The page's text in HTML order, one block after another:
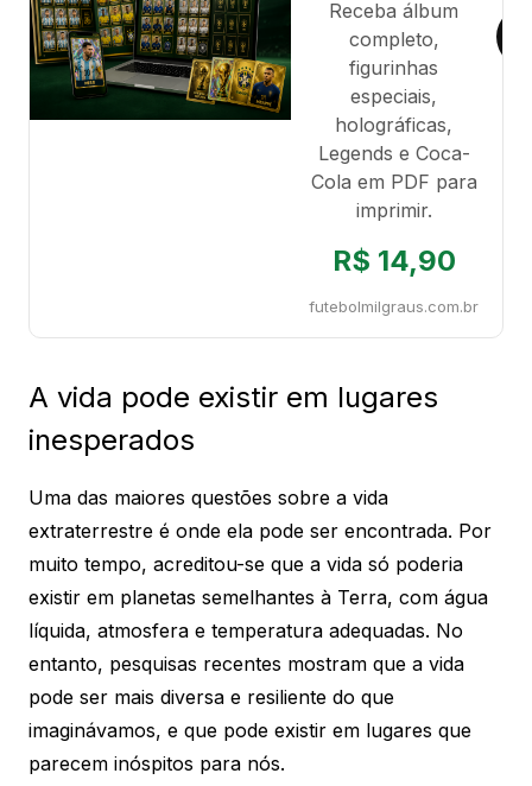
Receba álbum
completo,
figurinhas
especiais,
holográficas,
Legends e Coca-
Cola em PDF para
imprimir.
R$ 14,90
futebolmilgraus.com.br
A vida pode existir em lugares
inesperados
Uma das maiores questões sobre a vida
extraterrestre é onde ela pode ser encontrada. Por
muito tempo, acreditou-se que a vida só poderia
existir em planetas semelhantes à Terra, com água
líquida, atmosfera e temperatura adequadas. No
entanto, pesquisas recentes mostram que a vida
pode ser mais diversa e resiliente do que
imaginávamos, e que pode existir em lugares que
parecem inóspitos para nós.